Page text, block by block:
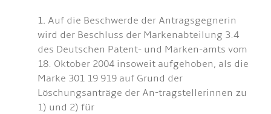
1. Auf die Beschwerde der Antragsgegnerin
wird der Beschluss der Markenabteilung 3.4
des Deutschen Patent- und Marken-amts vom
18. Oktober 2004 insoweit aufgehoben, als die
Marke 301 19 919 auf Grund der
Löschungsanträge der An-tragstellerinnen zu
1) und 2) für